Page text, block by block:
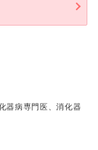
器病専門医、消化器